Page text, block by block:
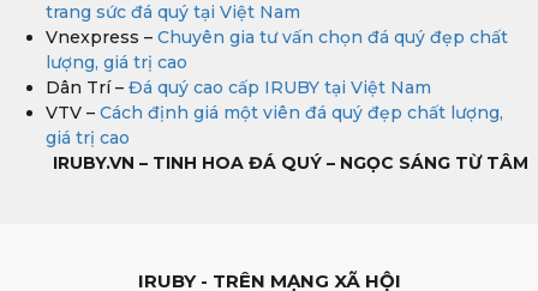
trang sức đá quý tại Việt Nam
Vnexpress – Chuyên gia tư vấn chọn đá quý đẹp chất
lượng, giá trị cao
Dân Trí – Đá quý cao cấp IRUBY tại Việt Nam
VTV – Cách định giá một viên đá quý đẹp chất lượng,
giá trị cao
IRUBY.VN – TINH HOA ĐÁ QUÝ – NGỌC SÁNG TỪ TÂM
IRUBY - TRÊN MẠNG XÃ HỘI